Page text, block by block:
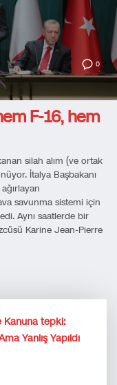
0
F-16, hem
silah alım (ve ortak
İtalya Başbakanı
savunma sistemi için
Aynı saatlerde bir
Karine Jean-Pierre
Kanuna tepki:
Yanlış Yapıldı